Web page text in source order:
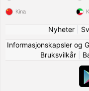
Kina
Nyheter|
Informasjonskapsler og
Bruksvilkår